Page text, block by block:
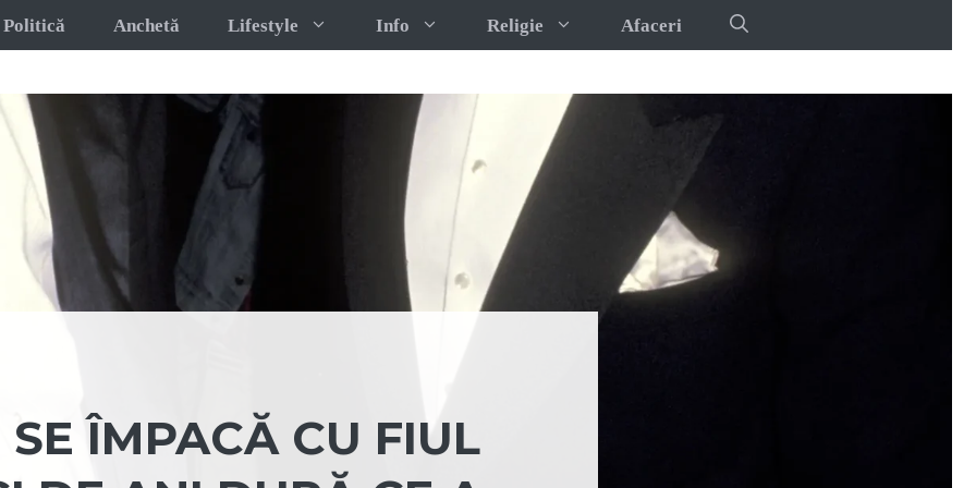
Politică Anchetă Lifestyle Info Religie Afaceri
ÎMPACĂ CU FIUL